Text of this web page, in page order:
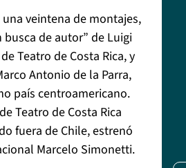
veintena de montajes,
de autor” de Luigi
Teatro de Costa Rica, y
Antonio de la Parra,
país centroamericano.
Teatro de Costa Rica
fuera de Chile, estrenó
Marcelo Simonetti.